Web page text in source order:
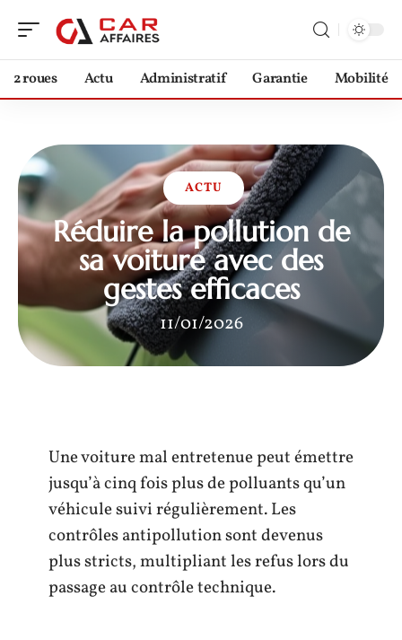
2 roues Actu Administratif Garantie Mobilité
ACTU
Réduire la pollution de
sa voiture avec des
gestes efficaces
11/01/2026
Une voiture mal entretenue peut émettre
jusqu’à cinq fois plus de polluants qu’un
véhicule suivi régulièrement. Les
contrôles antipollution sont devenus
plus stricts, multipliant les refus lors du
passage au contrôle technique.